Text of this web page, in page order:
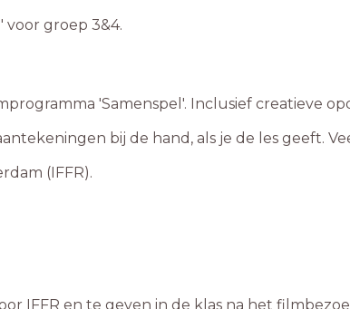
groep 3&4.
'Samenspel'. Inclusief creatieve
bij de hand, als je de les geeft.
(IFFR).
IFFR en te geven in de klas na het